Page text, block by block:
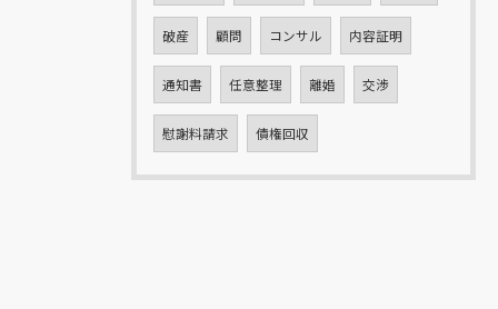
破産 顧問 コンサル 内容証明
通知書 任意整理 離婚 交渉
慰謝料請求 債権回収